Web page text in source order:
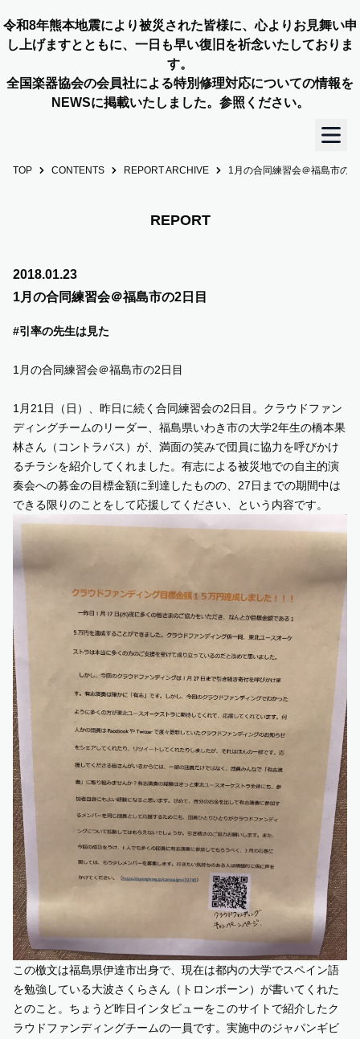
令和8年熊本地震により被災された皆様に、心よりお見舞い申
し上げますとともに、一日も早い復旧を祈念いたしておりま
す。
全国楽器協会の会員社による特別修理対応についての情報を
NEWSに掲載いたしました。参照ください。
TOP
OUR STORY
COMMUNITY
CONTENTS
TOP CONTENTS REPORT ARCHIVE 1月の合同練習会＠福島市の2
REPORT
2018.01.23
1月の合同練習会＠福島市の2日目
#引率の先生は見た
1月の合同練習会＠福島市の2日目
1月21日（日）、昨日に続く合同練習会の2日目。クラウドファン
ディングチームのリーダー、福島県いわき市の大学2年生の橋本果
林さん（コントラバス）が、満面の笑みで団員に協力を呼びかけ
るチラシを紹介してくれました。有志による被災地での自主的演
奏会への募金の目標金額に到達したものの、27日までの期間中は
できる限りのことをして応援してください、という内容です。
この檄文は福島県伊達市出身で、現在は都内の大学でスペイン語
を勉強している大波さくらさん（トロンボーン）が書いてくれた
とのこと。ちょうど昨日インタビューをこのサイトで紹介したク
ラウドファンディングチームの一員です。実施中のジャパンギビ